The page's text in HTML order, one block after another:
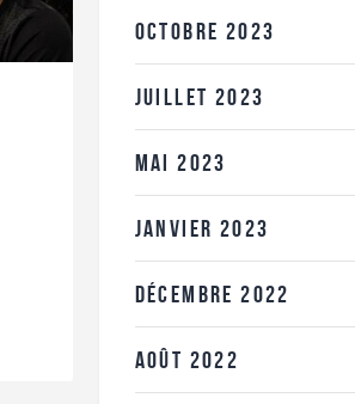
OCTOBRE 2023
JUILLET 2023
MAI2023
JANVIER 2023
DÉCEMBRE2022
AOÛT 2022